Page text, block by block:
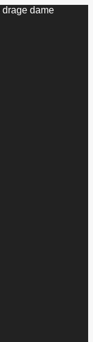
dame